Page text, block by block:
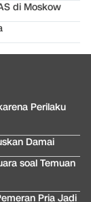
di Moskow
Perilaku
Damai
soal Temuan
Pria Jadi